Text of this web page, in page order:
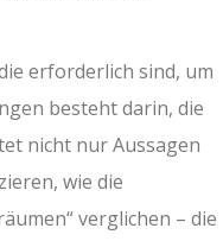
erforderlich sind, um
besteht darin, die
nicht nur Aussagen
wie die
verglichen – die